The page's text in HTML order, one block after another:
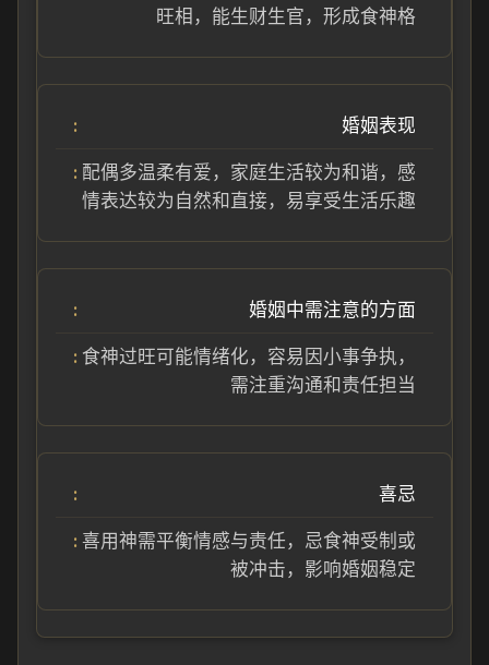
旺相，能生财生官，形成食神格
婚姻表现
配偶多温柔有爱，家庭生活较为和谐，感
情表达较为自然和直接，易享受生活乐趣
婚姻中需注意的方面
食神过旺可能情绪化，容易因小事争执，
需注重沟通和责任担当
喜忌
喜用神需平衡情感与责任，忌食神受制或
被冲击，影响婚姻稳定